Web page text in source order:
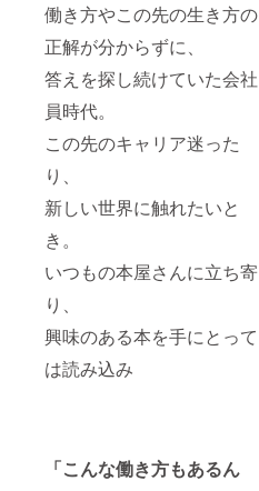
働き方やこの先の生き方の
正解が分からずに、
答えを探し続けていた会社
員時代。
この先のキャリア迷った
り、
新しい世界に触れたいと
き。
いつもの本屋さんに立ち寄
り、
興味のある本を手にとって
は読み込み
「こんな働き方もあるん